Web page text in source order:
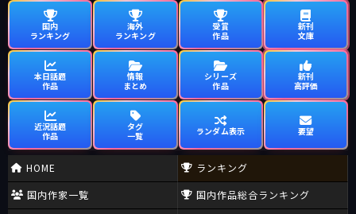
国内
ランキング
海外
ランキング
受賞
作品
新刊
文庫
本日話題
作品
情報
まとめ
シリーズ
作品
新刊
高評価
近況話題
作品
タグ
一覧
ランダム表示 要望
HOME
国内作家一覧
ランキング
国内作品総合ランキング